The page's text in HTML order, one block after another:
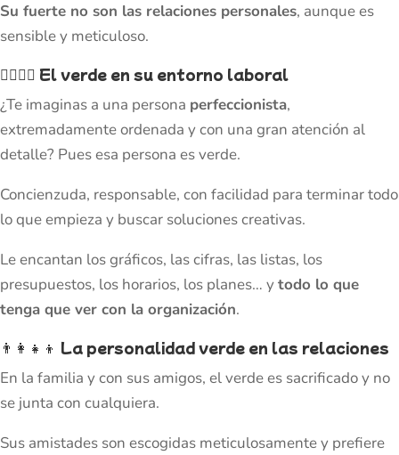
Su fuerte no son las relaciones personales, aunque es
sensible y meticuloso.
👷‍♂️👷‍♀️ El verde en su entorno laboral
¿Te imaginas a una persona perfeccionista,
extremadamente ordenada y con una gran atención al
detalle? Pues esa persona es verde.
Concienzuda, responsable, con facilidad para terminar todo
lo que empieza y buscar soluciones creativas.
Le encantan los gráficos, las cifras, las listas, los
presupuestos, los horarios, los planes… ytodo lo que
tenga que ver con la organización.
👨‍👩‍👧‍👦 La personalidad verde en las relaciones
En la familia y con sus amigos, el verde es sacrificado y no
se junta con cualquiera.
Sus amistades son escogidas meticulosamente y prefiere